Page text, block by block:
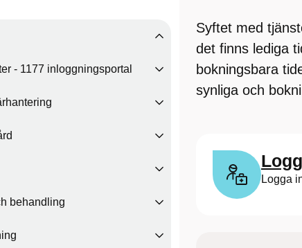
- 1177 inloggningsportal
behandling
Syftet med
det finns lediga
bokningsbara
synliga och
Logga